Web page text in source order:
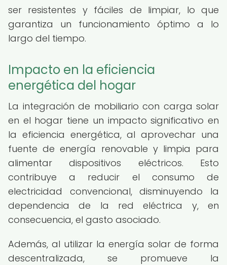
ser resistentes y fáciles de limpiar, lo que
garantiza un funcionamiento óptimo a lo
largo del tiempo.
Impacto en la eficiencia
energética del hogar
La integración de mobiliario con carga solar
en el hogar tiene un impacto significativo en
la eficiencia energética, al aprovechar una
fuente de energía renovable y limpia para
alimentar dispositivos eléctricos. Esto
contribuye a reducir el consumo de
electricidad convencional, disminuyendo la
dependencia de la red eléctrica y, en
consecuencia, el gasto asociado.
Además, al utilizar la energía solar de forma
descentralizada, se promueve la